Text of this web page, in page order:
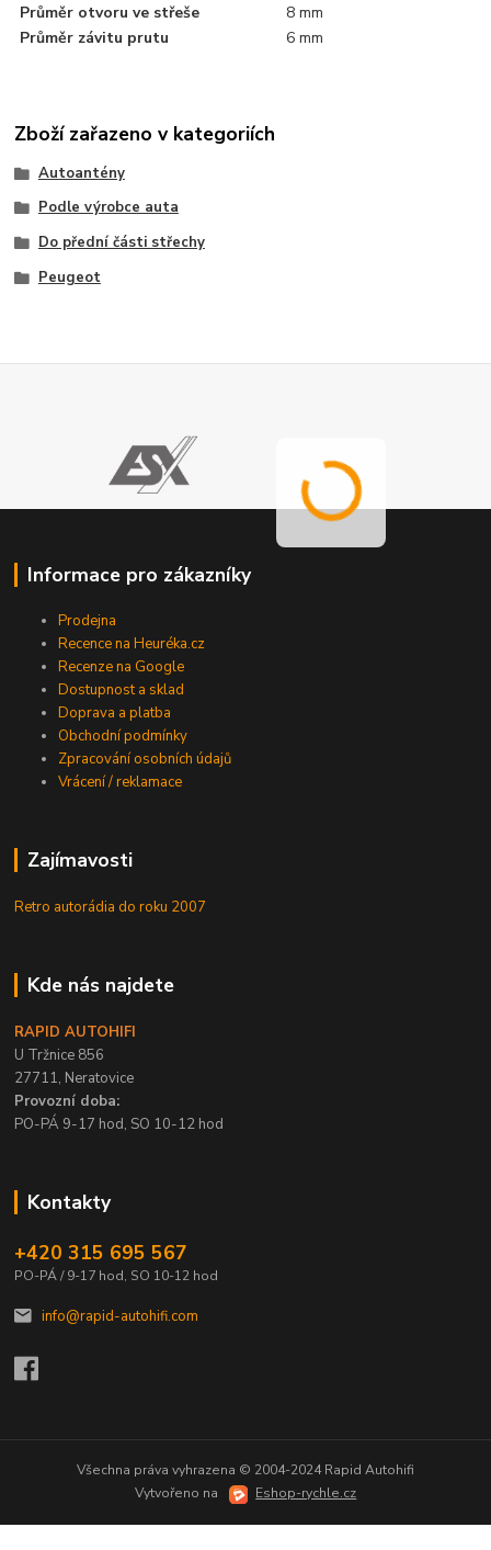
Průměr otvoru ve střeše
8 mm
Průměr závitu prutu
6 mm
Zboží zařazeno v kategoriích
Autoantény
Podle výrobce auta
Do přední části střechy
Peugeot
Informace pro zákazníky
Prodejna
Recence na Heuréka.cz
Recenze na Google
Dostupnost a sklad
Doprava a platba
Obchodní podmínky
Zpracování osobních údajů
Vrácení / reklamace
Zajímavosti
Retro autorádia do roku 2007
Kde nás najdete
RAPID AUTOHIFI
U Tržnice 856
27711, Neratovice
Provozní doba:
PO-PÁ 9-17 hod, SO 10-12 hod
Kontakty
+420 315 695 567
PO-PÁ / 9-17 hod, SO 10-12 hod
info@rapid-autohifi.com
Všechna práva vyhrazena © 2004-2024 Rapid Autohifi
Vytvořeno na
Eshop-rychle.cz